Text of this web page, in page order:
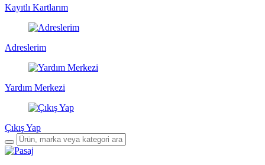
Kayıtlı Kartlarım
Adreslerim
Yardım Merkezi
Çıkış Yap